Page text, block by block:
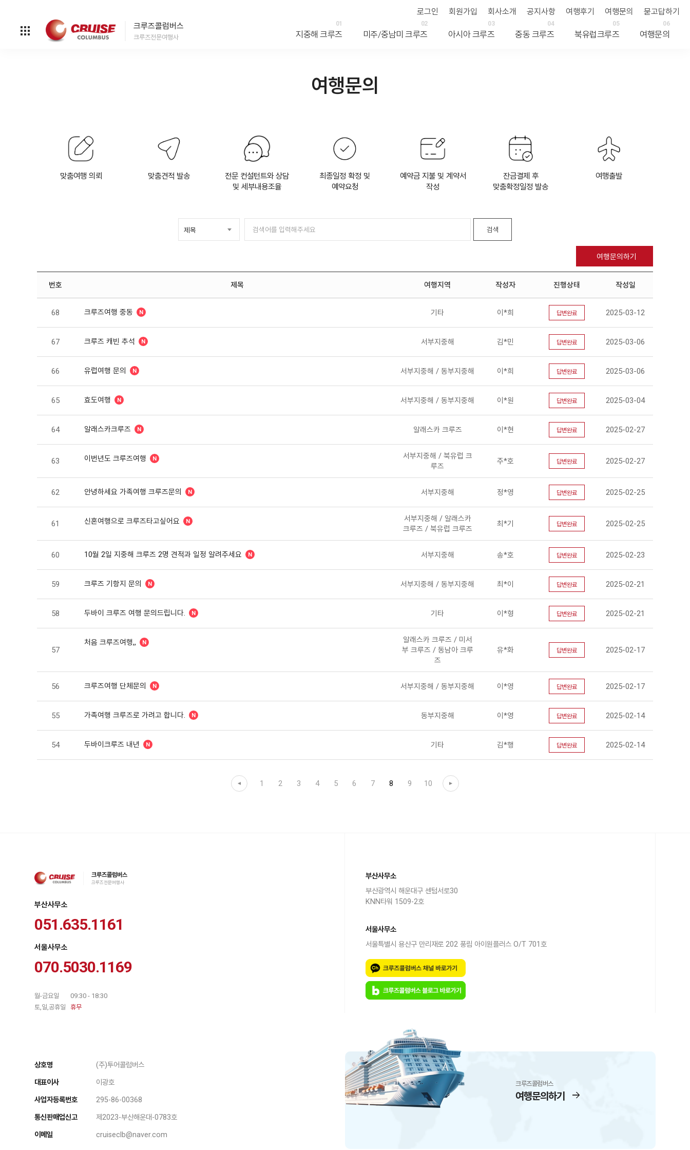
크루즈콜럼버스
크루즈전문여행사
01
지중해 크루즈
02
미주/중남미 크루즈
03
아시아 크루즈
04
중동 크루즈
05
북유럽크루즈
06
여행문의
로그인 회원가입 회사소개 공지사항 여행후기 여행문의 묻고답하기
여행문의
맞춤여행 의뢰 맞춤견적 발송
전문 컨설턴트와 상담
및 세부내용조율
최종일정 확정 및
예약요청
예약금 지불 및 계약서
작성
잔금결제 후
맞춤확정일정 발송
여행출발
여행문의하기
번호 제목 여행지역 작성자 진행상태 작성일
68 크루즈여행 중동 기타 이*희 답변완료 2025-03-12
67 크루즈 캐빈 추석 서부지중해 김*민 답변완료 2025-03-06
66 유럽여행 문의 서부지중해 / 동부지중해 이*희 답변완료 2025-03-06
65 효도여행 서부지중해 / 동부지중해 이*원 답변완료 2025-03-04
64 알래스카크루즈 알래스카 크루즈 이*현 답변완료 2025-02-27
63 이번년도 크루즈여행
서부지중해 / 북유럽 크
루즈
주*호 답변완료 2025-02-27
62 안녕하세요 가족여행 크루즈문의 서부지중해 정*영 답변완료 2025-02-25
61 신혼여행으로 크루즈타고싶어요
서부지중해 / 알래스카
크루즈 / 북유럽 크루즈
최*기 답변완료 2025-02-25
60 10월 2일 지중해 크루즈 2명 견적과 일정 알려주세요 서부지중해 송*호 답변완료 2025-02-23
59 크루즈 기항지 문의 서부지중해 / 동부지중해 최*이 답변완료 2025-02-21
58 두바이 크루즈 여행 문의드립니다. 기타 이*형 답변완료 2025-02-21
57
처음 크루즈여행,,
알래스카 크루즈 / 미서
부 크루즈 / 동남아 크루
즈
유*화 답변완료 2025-02-17
56 크루즈여행 단체문의 서부지중해 / 동부지중해 이*영 답변완료 2025-02-17
55 가족여행 크루즈로 가려고 합니다. 동부지중해 이*영 답변완료 2025-02-14
54 두바이크루즈 내년 기타 김*행 답변완료 2025-02-14
1 2 3 4 5 6 7 8 9 10
크루즈콜럼버스
크루즈전문여행사
부산사무소
051.635.1161
서울사무소
070.5030.1169
월-금요일
09:30 - 18:30
토,일,공휴일
휴무
부산사무소
부산광역시 해운대구 센텀서로30
KNN타워 1509-2호
서울사무소
서울특별시 용산구 만리재로 202 풍림 아이원플러스 O/T 701호
상호명
(주)투어콜럼버스
대표이사
이광호
사업자등록번호
295-86-00368
통신판매업신고
제2023-부산해운대-0783호
이메일
cruiseclb@naver.com
크루즈콜럼버스
여행문의하기